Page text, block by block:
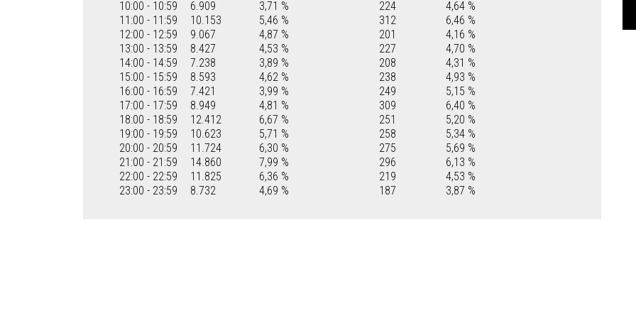
10:00 - 10:59 6.909 3,71 % 224
4,64 %
11:00 - 11:59
10.153 5,46 % 312
6,46 %
12:00 - 12:59
9.067 4,87 % 201
4,16 %
13:00 - 13:59
8.427 4,53 % 227
4,70 %
14:00 - 14:59
7.238 3,89 % 208
4,31 %
15:00 - 15:59
8.593 4,62 % 238
4,93 %
16:00 - 16:59
7.421 3,99 % 249
5,15 %
17:00 - 17:59
8.949 4,81 % 309
6,40 %
18:00 - 18:59
12.412 6,67 % 251
5,20 %
19:00 - 19:59
10.623 5,71 % 258
5,34 %
20:00 - 20:59
11.724 6,30 % 275
5,69 %
21:00 - 21:59
14.860 7,99 % 296
6,13 %
22:00 - 22:59
11.825 6,36 % 219
4,53 %
23:00 - 23:59
8.732 4,69 % 187 3,87 %